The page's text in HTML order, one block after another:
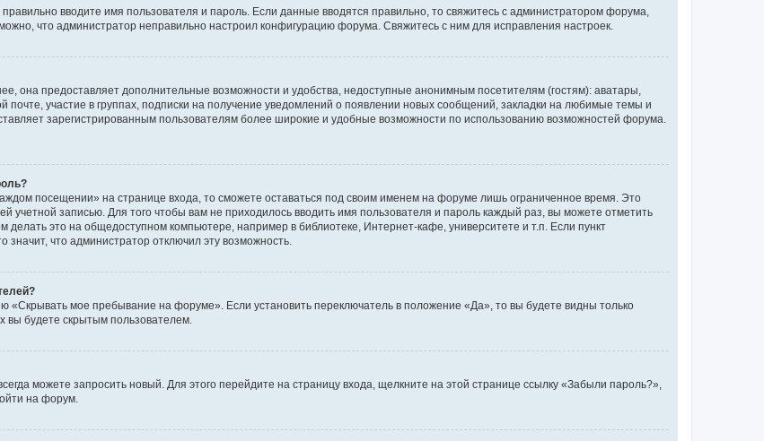
вводите имя пользователя и пароль. Если данные вводятся правильно, то свяжитесь с администратором форума,
что администратор неправильно настроил конфигурацию форума. Свяжитесь с ним для исправления настроек.
она предоставляет дополнительные возможности и удобства, недоступные анонимным посетителям (гостям): аватары,
почте, участие в группах, подписки на получение уведомлений о появлении новых сообщений, закладки на любимые темы и
зарегистрированным пользователям более широкие и удобные возможности по использованию возможностей форума.
посещении» на странице входа, то сможете оставаться под своим именем на форуме лишь ограниченное время. Это
учетной записью. Для того чтобы вам не приходилось вводить имя пользователя и пароль каждый раз, вы можете отметить
это на общедоступном компьютере, например в библиотеке, Интернет-кафе, университете и т.п. Если пункт
значит, что администратор отключил эту возможность.
«Скрывать мое пребывание на форуме». Если установить переключатель в положение «Да», то вы будете видны только
вы будете скрытым пользователем.
можете запросить новый. Для этого перейдите на страницу входа, щелкните на этой странице ссылку «Забыли пароль?»,
на форум.